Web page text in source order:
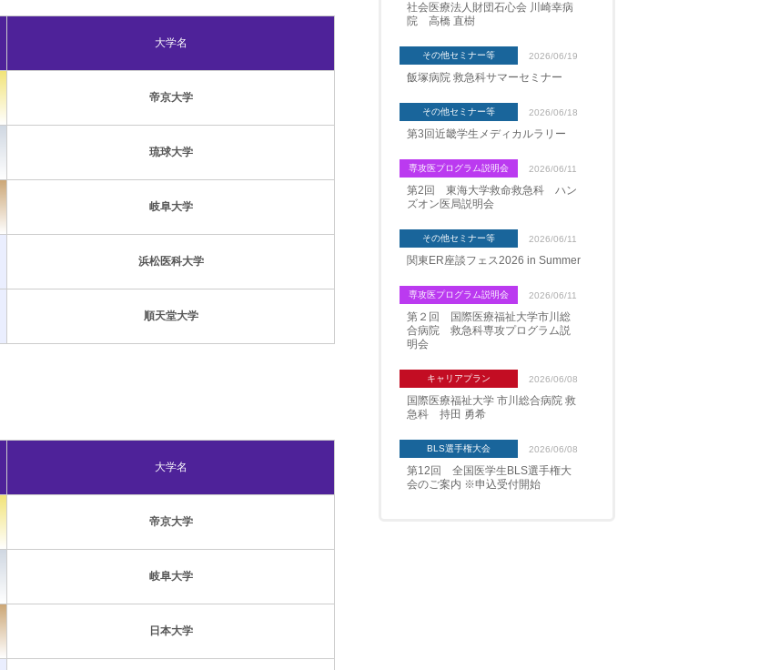
大学名
帝京大学
琉球大学
岐阜大学
浜松医科大学
順天堂大学
大学名
帝京大学
岐阜大学
日本大学
社会医療法人財団石心会 川崎幸病
院 高橋 直樹
その他セミナー等 2026/06/19
飯塚病院 救急科サマーセミナー
その他セミナー等 2026/06/18
第3回近畿学生メディカルラリー
専攻医プログラム説明会 2026/06/11
第2回 東海大学救命救急科 ハン
ズオン医局説明会
その他セミナー等 2026/06/11
関東ER座談フェス2026 in Summer
専攻医プログラム説明会 2026/06/11
第２回 国際医療福祉大学市川総
合病院 救急科専攻プログラム説
明会
キャリアプラン 2026/06/08
国際医療福祉大学 市川総合病院 救
急科 持田 勇希
BLS選手権大会 2026/06/08
第12回 全国医学生BLS選手権大
会のご案内 ※申込受付開始